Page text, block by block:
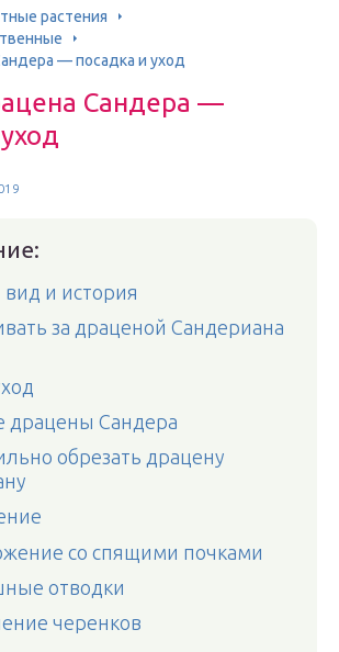
растения
— посадка и уход
Сандера —
и история
за драценой Сандериана
драцены Сандера
обрезать драцену
со спящими почками
отводки
черенков